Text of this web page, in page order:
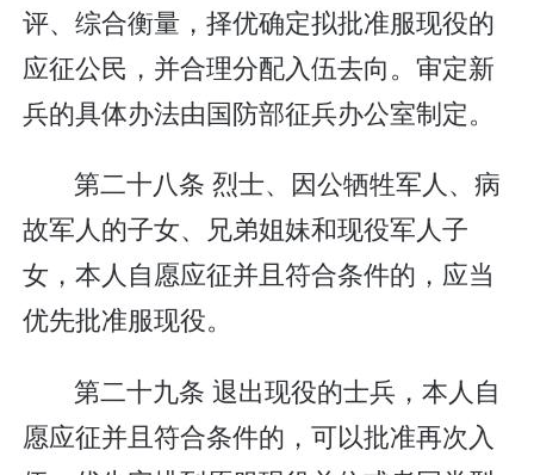
评、综合衡量，择优确定拟批准服现役的
应征公民，并合理分配入伍去向。审定新
兵的具体办法由国防部征兵办公室制定。
第二十八条 烈士、因公牺牲军人、病
故军人的子女、兄弟姐妹和现役军人子
女，本人自愿应征并且符合条件的，应当
优先批准服现役。
第二十九条 退出现役的士兵，本人自
愿应征并且符合条件的，可以批准再次入